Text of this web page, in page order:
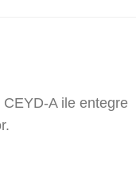
CEYD-A ile entegre